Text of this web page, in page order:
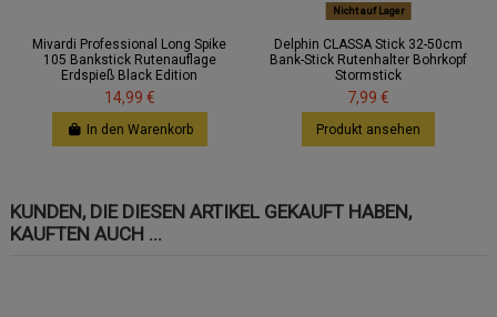
Mivardi Professional Long Spike
105 Bankstick Rutenauflage
Erdspieß Black Edition
14,99 €
In den Warenkorb
Nicht auf Lager
Delphin CLASSA Stick 32-50cm
Bank-Stick Rutenhalter Bohrkopf
Stormstick
7,99 €
Produkt ansehen
KUNDEN, DIE DIESEN ARTIKEL GEKAUFT HABEN,
KAUFTEN AUCH ...